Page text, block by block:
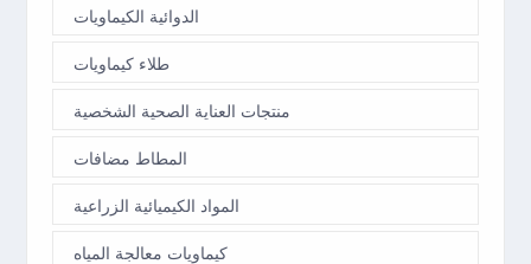
الدوائية الكيماويات
طلاء كيماويات
منتجات العناية الصحية الشخصية
المطاط مضافات
المواد الكيميائية الزراعية
كيماويات معالجة المياه